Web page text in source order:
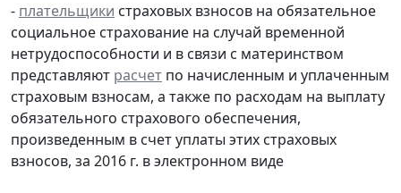
- плательщики страховых взносов на обязательное
социальное страхование на случай временной
нетрудоспособности и в связи с материнством
представляют расчет по начисленным и уплаченным
страховым взносам, а также по расходам на выплату
обязательного страхового обеспечения,
произведенным в счет уплаты этих страховых
взносов, за 2016 г. в электронном виде